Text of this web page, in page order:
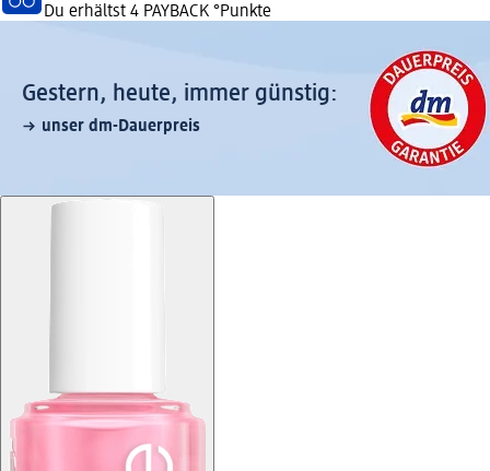
Du erhältst 4 PAYBACK °Punkte
Gestern, heute, immer günstig:
unser dm-Dauerpreis